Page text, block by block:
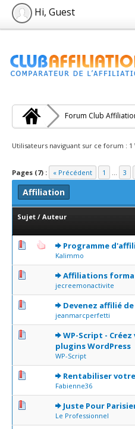
Hi, Guest
Forum Club
Utilisateurs naviguant sur ce forum : 1
Pages (7) : « Précédent 1 ... 3
Affiliation
Sujet / Auteur
Programme
Kalimmo
0 Votes - 0 sur 5 en
12 345
Affiliations
jecreemonactivite
0 Votes - 0 sur 5 en
12 345
Devenez affilié
jeanmarcperfetti
0 Votes - 0 sur 5 en
12345
WP-Script -
plugins WordPress
WP-Script
0 Votes - 0 sur 5 en
1 2 345
Rentabiliser
Fabienne36
0 Votes - 0 sur 5 en
12345
Juste Pour
Le Professionnel
0 Votes - 0 sur 5 en
1 2345